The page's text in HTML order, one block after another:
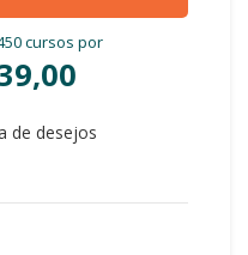
cursos por
de desejos